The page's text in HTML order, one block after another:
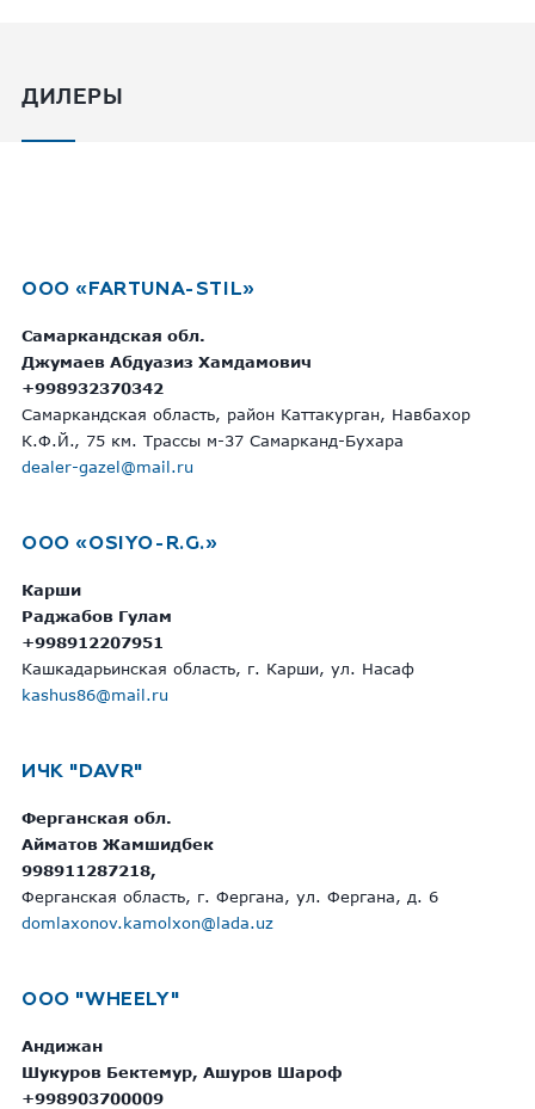
ДИЛЕРЫ
OOO «FARTUNA-STIL»
Самаркандская обл.
Джумаев Абдуазиз Хамдамович
+998932370342
Самаркандская область, район Каттакурган, Навбахор
К.Ф.Й., 75 км. Трассы м-37 Самарканд-Бухара
dealer-gazel@mail.ru
OOO «OSIYO-R.G.»
Карши
Раджабов Гулам
+998912207951
Кашкадарьинская область, г. Карши, ул. Насаф
kashus86@mail.ru
ИЧК "DAVR"
Ферганская обл.
Айматов Жамшидбек
998911287218,
Ферганская область, г. Фергана, ул. Фергана, д. 6
domlaxonov.kamolxon@lada.uz
ООО "WHEELY"
Андижан
Шукуров Бектемур, Ашуров Шароф
+998903700009